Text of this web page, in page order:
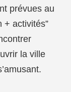
prévues au
+ activités”
la ville